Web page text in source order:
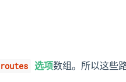
routes 选项数组。所以这些